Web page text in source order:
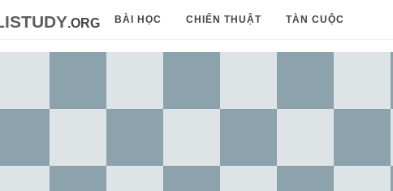
.org BÀI HỌC CHIẾN THUẬT TÀN CUỘC